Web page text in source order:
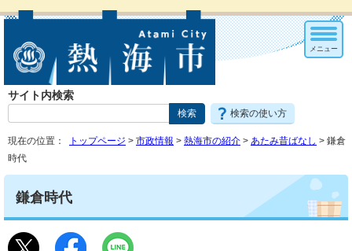
サイト内検索
検索の使い方
メニュー
現在の位置： トップページ > 市政情報 > 熱海市の紹介 > あたみ昔ばなし > 鎌倉
時代
鎌倉時代